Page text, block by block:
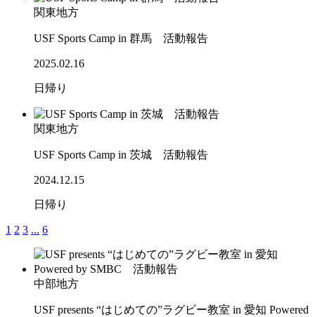
関東地方
USF Sports Camp in 群馬 活動報告
2025.02.16
日帰り
関東地方
USF Sports Camp in 茨城 活動報告
2024.12.15
日帰り
1 2 3 ... 6
中部地方
USF presents “はじめての”ラグビー教室 in 愛知 Powered